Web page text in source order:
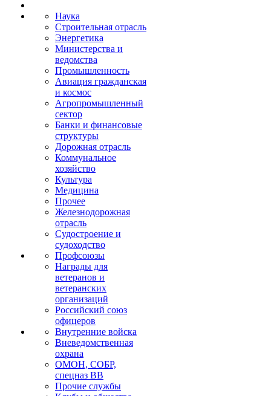
Наука
Строительная отрасль
Энергетика
Министерства и
ведомства
Промышленность
Авиация гражданская
и космос
Агропромышленный
сектор
Банки и финансовые
структуры
Дорожная отрасль
Коммунальное
хозяйство
Культура
Медицина
Прочее
Железнодорожная
отрасль
Судостроение и
судоходство
Профсоюзы
Награды для
ветеранов и
ветеранских
организаций
Российский союз
офицеров
Внутренние войска
Вневедомственная
охрана
ОМОН, СОБР,
спецназ ВВ
Прочие службы